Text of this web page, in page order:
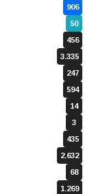
906
50
456
3.335
247
594
14
3
435
2.632
68
1.269